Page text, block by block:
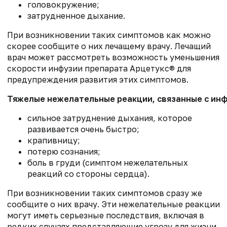
головокружение;
затрудненное дыхание.
При возникновении таких симптомов как можно
скорее сообщите о них лечащему врачу. Лечащий
врач может рассмотреть возможность уменьшения
скорости инфузии препарата Арцетукс® для
предупреждения развития этих симптомов.
Тяжелые нежелательные реакции, связанные с
сильное затруднение дыхания, которое
развивается очень быстро;
крапивницу;
потерю сознания;
боль в груди (симптом нежелательных
реакций со стороны сердца).
При возникновении таких симптомов сразу же
сообщите о них врачу. Эти нежелательные реакции
могут иметь серьезные последствия, включая в